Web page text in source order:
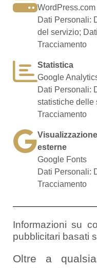
WordPress.com
Dati Personali:
del servizio;
Tracciamento
Statistica
Google
Dati Personali:
statistiche delle
Tracciamento
esterne
Google Fonts
Dati Personali:
Tracciamento
Informazioni su
pubblicitari basati
Oltre a